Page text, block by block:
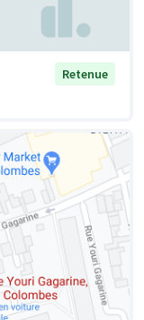
Retenue